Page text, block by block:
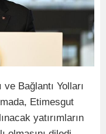
Bağlantı Yolları
Etimesgut
yatırımların